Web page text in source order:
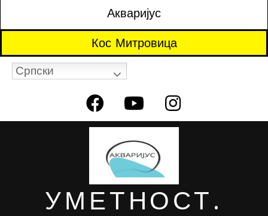
Акваријус
Кос Митровица
Српски
УМЕТНОСТ.